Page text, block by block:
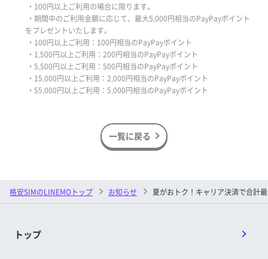
・100円以上ご利用の場合に限ります。
・期間中のご利用金額に応じて、最大5,000円相当のPayPayポイント
をプレゼントいたします。
・100円以上ご利用：100円相当のPayPayポイント
・1,500円以上ご利用：200円相当のPayPayポイント
・5,500円以上ご利用：500円相当のPayPayポイント
・15,000円以上ご利用：2,000円相当のPayPayポイント
・55,000円以上ご利用：5,000円相当のPayPayポイント
一覧に戻る
格安SIMのLINEMOトップ お知らせ 夏がおトク！キャリア決済で合計
トップ